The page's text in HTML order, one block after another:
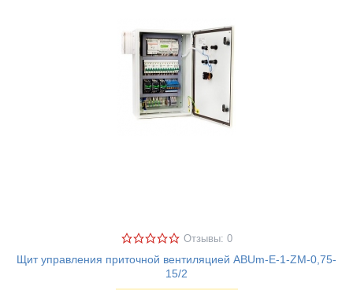
Отзывы: 0
Щит управления приточной вентиляцией ABUm-E-1-ZM-0,75-
15/2